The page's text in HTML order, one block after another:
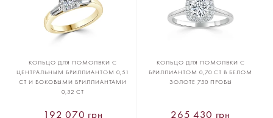
КОЛЬЦО ДЛЯ ПОМОЛВКИ С
ЦЕНТРАЛЬНЫМ БРИЛЛИАНТОМ 0,51
CT И БОКОВЫМИ БРИЛЛИАНТАМИ
0,32 CT
192 070 грн
КОЛЬЦО ДЛЯ ПОМОЛВКИ С
БРИЛЛИАНТОМ 0,70 CT В БЕЛОМ
ЗОЛОТЕ 750 ПРОБЫ
265 430 грн